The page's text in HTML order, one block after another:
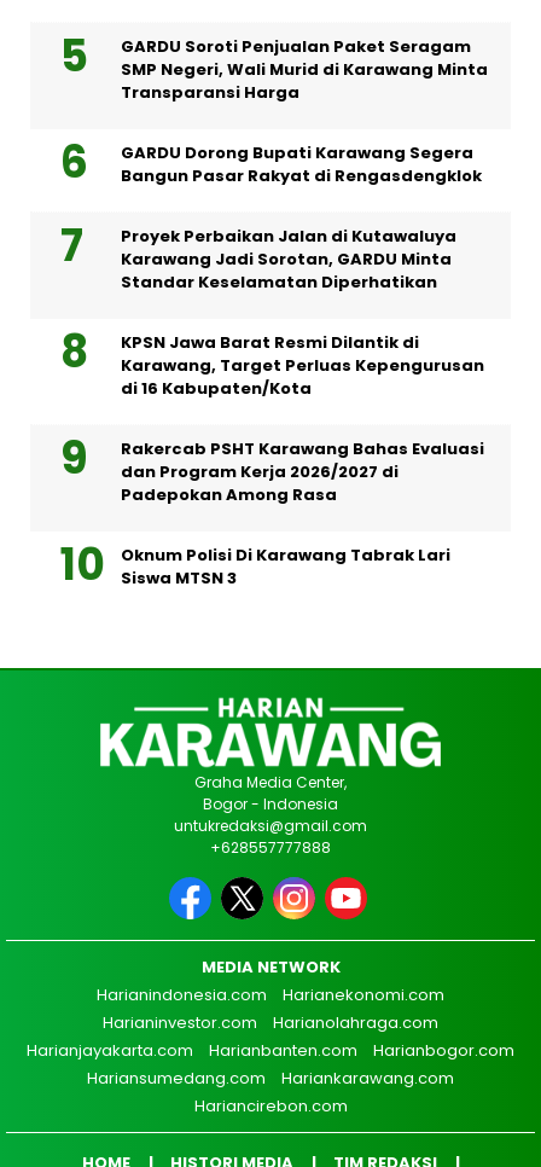
GARDU Soroti Penjualan Paket Seragam
SMP Negeri, Wali Murid di Karawang Minta
Transparansi Harga
GARDU Dorong Bupati Karawang Segera
Bangun Pasar Rakyat di Rengasdengklok
Proyek Perbaikan Jalan di Kutawaluya
Karawang Jadi Sorotan, GARDU Minta
Standar Keselamatan Diperhatikan
KPSN Jawa Barat Resmi Dilantik di
Karawang, Target Perluas Kepengurusan
di 16 Kabupaten/Kota
Rakercab PSHT Karawang Bahas Evaluasi
dan Program Kerja 2026/2027 di
Padepokan Among Rasa
Oknum Polisi Di Karawang Tabrak Lari
Siswa MTSN 3
Graha Media Center,
Bogor - Indonesia
untukredaksi@gmail.com
+628557777888
MEDIA NETWORK
Harianindonesia.com
Harianekonomi.com
Harianinvestor.com
Harianolahraga.com
Harianjayakarta.com
Harianbanten.com
Harianbogor.com
Hariansumedang.com
Hariankarawang.com
Hariancirebon.com